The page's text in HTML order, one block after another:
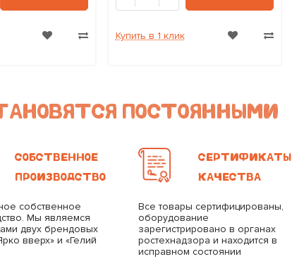
Купить в 1 клик
ПОСТОЯННЫМИ
СОБСТВЕННОЕ
ПРОИЗВОДСТВО
собственное
Мы являемся
двух брендовых
вверх» и «Гелий
СЕРТИФИКАТЫ
КАЧЕСТВА
Все товары сертифицированы,
оборудование
зарегистрировано в органах
ростехнадзора и находится в
исправном состоянии